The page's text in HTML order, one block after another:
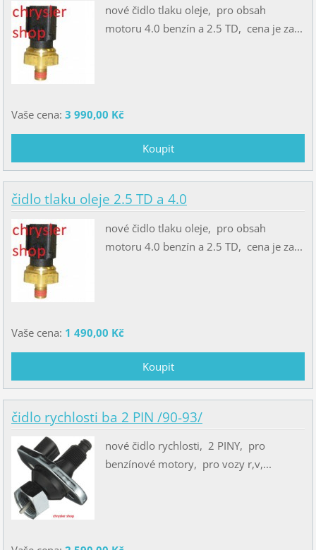
nové čidlo tlaku oleje, pro obsah
motoru 4.0 benzín a 2.5 TD, cena je za...
Vaše cena: 3 990,00 Kč
čidlo tlaku oleje 2.5 TD a 4.0
nové čidlo tlaku oleje, pro obsah
motoru 4.0 benzín a 2.5 TD, cena je za...
Vaše cena: 1 490,00 Kč
čidlo rychlosti ba 2 PIN /90-93/
nové čidlo rychlosti, 2 PINY, pro
benzínové motory, pro vozy r,v,...